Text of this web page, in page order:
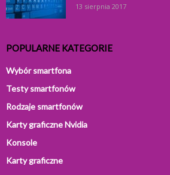
13 sierpnia 2017
POPULARNE KATEGORIE
Wybór smartfona
Testy smartfonów
Rodzaje smartfonów
Karty graficzne Nvidia
Konsole
Karty graficzne